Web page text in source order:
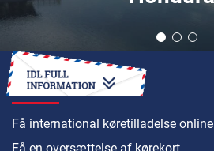
SÅDAN
Få international køretilladelse online